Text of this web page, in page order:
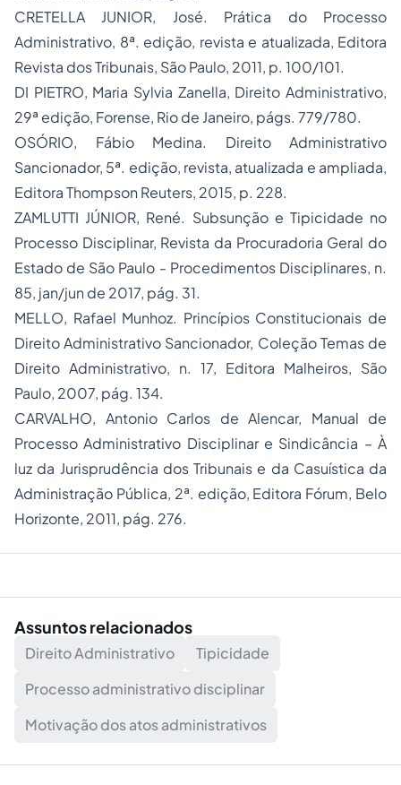
CRETELLA JUNIOR, José. Prática do Processo
Administrativo, 8ª. edição, revista e atualizada, Editora
Revista dos Tribunais, São Paulo, 2011, p. 100/101.
DI PIETRO, Maria Sylvia Zanella, Direito Administrativo,
29ª edição, Forense, Rio de Janeiro, págs. 779/780.
OSÓRIO, Fábio Medina. Direito Administrativo
Sancionador, 5ª. edição, revista, atualizada e ampliada,
Editora Thompson Reuters, 2015, p. 228.
ZAMLUTTI JÚNIOR, René. Subsunção e Tipicidade no
Processo Disciplinar, Revista da Procuradoria Geral do
Estado de São Paulo - Procedimentos Disciplinares, n.
85, jan/jun de 2017, pág. 31.
MELLO, Rafael Munhoz. Princípios Constitucionais de
Direito Administrativo Sancionador, Coleção Temas de
Direito Administrativo, n. 17, Editora Malheiros, São
Paulo, 2007, pág. 134.
CARVALHO, Antonio Carlos de Alencar, Manual de
Processo Administrativo Disciplinar e Sindicância – À
luz da Jurisprudência dos Tribunais e da Casuística da
Administração Pública, 2ª. edição, Editora Fórum, Belo
Horizonte, 2011, pág. 276.
Assuntos relacionados
Direito Administrativo
Tipicidade
Processo administrativo disciplinar
Motivação dos atos administrativos